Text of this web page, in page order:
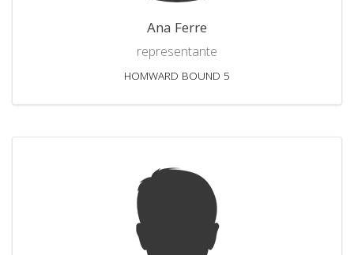
Ana Ferre
representante
HOMWARD BOUND 5